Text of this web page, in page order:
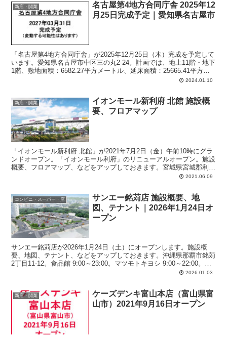
新店・開業
名古屋第4地方合同庁舎 2025年12
月25日完成予定｜愛知県名古屋市
「名古屋第4地方合同庁舎」が2025年12月25日（木）完成を予定して
います。愛知県名古屋市中区三の丸2-24。計画では、地上11階・地下
1階、敷地面積：6582.27平方メートル、延床面積：25665.41平方メ
2024.01.10
新店・開業
イオンモール新利府 北館 施設概
要、フロアマップ
「イオンモール新利府 北館」が2021年7月2日（金）午前10時にグラ
ンドオープン。「イオンモール利府」のリニューアルオープン。施設
概要、フロアマップ、などをアップしておきます。宮城県宮城郡利府
町利府字新屋田前22。総賃貸面積：約34,000平方メートル。専門店
2021.06.09
コンビニ・スーパー・店
サンエー銘苅店 施設概要、地
図、テナント｜2026年1月24日オ
ープン
サンエー銘苅店が2026年1月24日（土）にオープンします。施設概
要、地図、テナント、などをアップしておきます。沖縄県那覇市銘苅
2丁目11-12。食品館 9:00～23:00。マツモトキヨシ 9:00～22:00。店
2026.01.03
新店・開業
ケーズデンキ富山本店（富山県富
山市）2021年9月16日オープン